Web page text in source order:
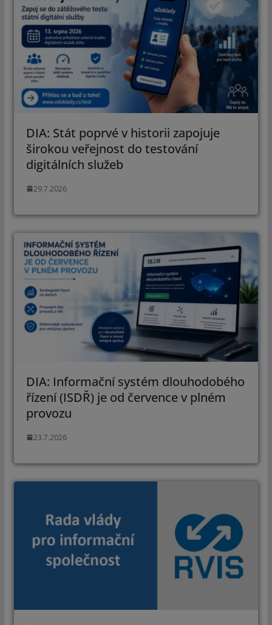
DIA: Stát poprvé v historii zapojuje
širokou veřejnost do testování
digitálních služeb
29.7.2026
DIA: Informační systém dlouhodobého
řízení (ISDŘ) je od července v plném
provozu
23.7.2026